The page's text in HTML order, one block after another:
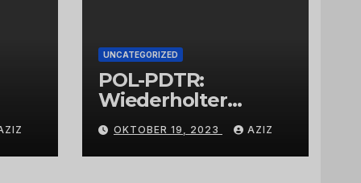
UNCATEGORIZED
POL-PDTR:
Wiederholter
Aufbruch des
Automaten am
Wohnmobilstellplat
OKTOBER 19, 2023 AZIZ